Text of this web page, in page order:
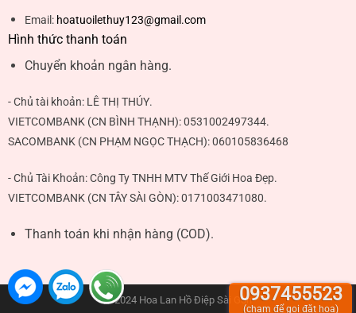
Email: hoatuoilethuy123@gmail.com
Hình thức thanh toán
Chuyển khoản ngân hàng.
- Chủ tài khoản: LÊ THỊ THÚY.
VIETCOMBANK (CN BÌNH THẠNH):0531002497344.
SACOMBANK (CN PHẠM NGỌC THẠCH):060105836468
- Chủ Tài Khoản: Công Ty TNHH MTV Thế Giới Hoa Đẹp.
VIETCOMBANK (CN TÂY SÀI GÒN):0171003471080.
Thanh toán khi nhận hàng (COD).
© 2024 Hoa Lan Hồ Điệp Sài Gòn0937455523
(chạm để gọi đặt hoa)